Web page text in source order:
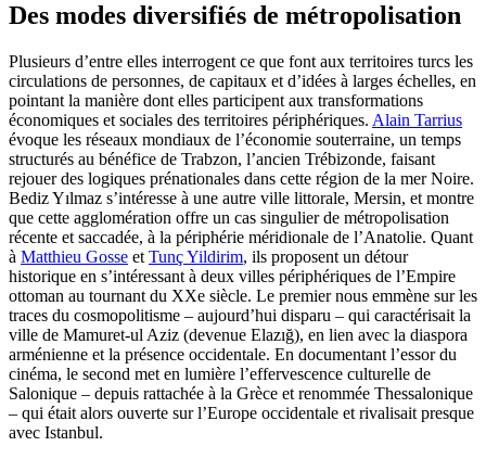
Des modes diversifiés de métropolisation
Plusieurs d’entre elles interrogent ce que font aux territoires turcs les
circulations de personnes, de capitaux et d’idées à larges échelles, en
pointant la manière dont elles participent aux transformations
économiques et sociales des territoires périphériques. Alain Tarrius
évoque les réseaux mondiaux de l’économie souterraine, un temps
structurés au bénéfice de Trabzon, l’ancien Trébizonde, faisant
rejouer des logiques prénationales dans cette région de la mer Noire.
Bediz Yılmaz s’intéresse à une autre ville littorale, Mersin, et montre
que cette agglomération offre un cas singulier de métropolisation
récente et saccadée, à la périphérie méridionale de l’Anatolie. Quant
à Matthieu Gosse et Tunç Yildirim, ils proposent un détour
historique en s’intéressant à deux villes périphériques de l’Empire
ottoman au tournant du XXe siècle. Le premier nous emmène sur les
traces du cosmopolitisme – aujourd’hui disparu – qui caractérisait la
ville de Mamuret-ul Aziz (devenue Elazığ), en lien avec la diaspora
arménienne et la présence occidentale. En documentant l’essor du
cinéma, le second met en lumière l’effervescence culturelle de
Salonique – depuis rattachée à la Grèce et renommée Thessalonique
– qui était alors ouverte sur l’Europe occidentale et rivalisait presque
avec Istanbul.